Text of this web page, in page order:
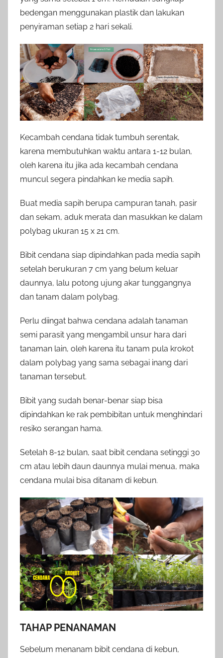
bedengan menggunakan plastik dan lakukan
penyiraman setiap 2 hari sekali.
Kecambah cendana tidak tumbuh serentak,
karena membutuhkan waktu antara 1-12 bulan,
oleh karena itu jika ada kecambah cendana
muncul segera pindahkan ke media sapih.
Buat media sapih berupa campuran tanah, pasir
dan sekam, aduk merata dan masukkan ke dalam
polybag ukuran 15 x 21 cm.
Bibit cendana siap dipindahkan pada media sapih
setelah berukuran 7 cm yang belum keluar
daunnya, lalu potong ujung akar tunggangnya
dan tanam dalam polybag.
Perlu diingat bahwa cendana adalah tanaman
semi parasit yang mengambil unsur hara dari
tanaman lain, oleh karena itu tanam pula krokot
dalam polybag yang sama sebagai inang dari
tanaman tersebut.
Bibit yang sudah benar-benar siap bisa
dipindahkan ke rak pembibitan untuk menghindari
resiko serangan hama.
Setelah 8-12 bulan, saat bibit cendana setinggi 30
cm atau lebih daun daunnya mulai menua, maka
cendana mulai bisa ditanam di kebun.
TAHAP PENANAMAN
Sebelum menanam bibit cendana di kebun,